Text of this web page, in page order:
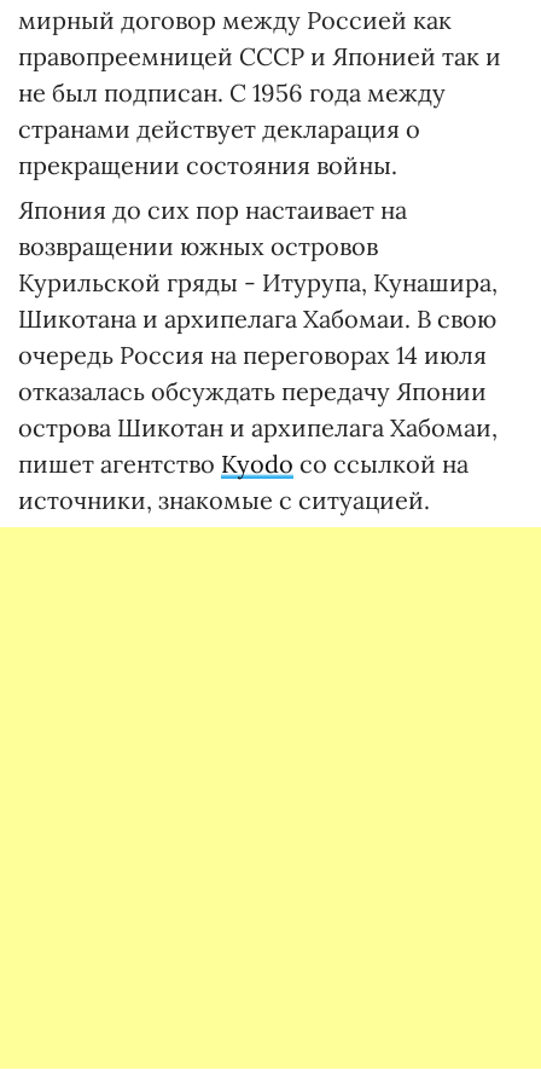
мирный договор между Россией как
правопреемницей СССР и Японией так и
не был подписан. С 1956 года между
странами действует декларация о
прекращении состояния войны.
Япония до сих пор настаивает на
возвращении южных островов
Курильской гряды - Итурупа, Кунашира,
Шикотана и архипелага Хабомаи. В свою
очередь Россия на переговорах 14 июля
отказалась обсуждать передачу Японии
острова Шикотан и архипелага Хабомаи,
пишет агентство Kyodo со ссылкой на
источники, знакомые с ситуацией.